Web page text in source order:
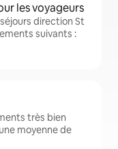
les voyageurs
direction St
suivants :
très bien
moyenne de